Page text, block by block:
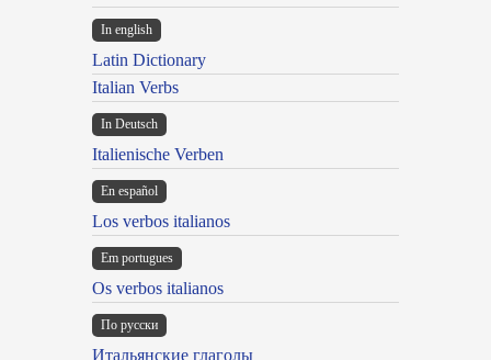
In english
Latin Dictionary
Italian Verbs
In Deutsch
Italienische Verben
En español
Los verbos italianos
Em portugues
Os verbos italianos
По русски
Итальянские глаголы